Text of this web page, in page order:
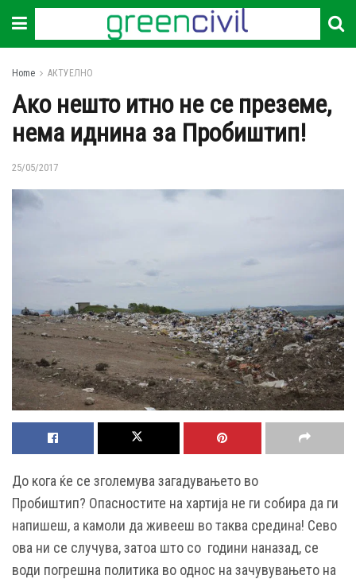
Home АКТУЕЛНО
Ако нешто итно не се преземе,
нема иднина за Пробиштип!
25/05/2017
До кога ќе се зголемува загадувањето во
Пробиштип? Опасностите на хартија не ги собира да ги
напишеш, а камоли да живееш во таква средина! Сево
ова ни се случува, затоа што со години наназад, се
води погрешна политика во однос на зачувувањето на